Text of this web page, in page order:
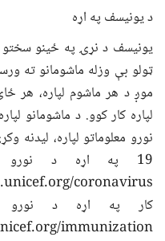
د یونیسف په اړه
یونیسف د نړۍ په ځینو
موږ د هر ماشوم لپاره، هر
لپاره کار کوو. د ماشومانو
19 په اړه د نورو
کار په اړه د نورو
immunization